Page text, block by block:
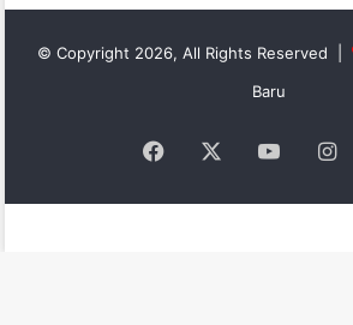
© Copyright 2026, All Rights Reserved |
Baru
Facebook YouTube